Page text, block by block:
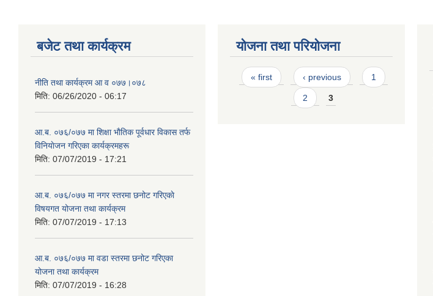
बजेट तथा कार्यक्रम
नीति तथा कार्यक्रम आ‍ व ०७७।०७८
मिति: 06/26/2020 - 06:17
आ.ब. ०७६/०७७ मा शिक्षा भाैतिक पूर्वधार विकास तर्फ
विनियाेजन गरिएका कार्यक्रमहरू
मिति: 07/07/2019 - 17:21
आ.ब. ०७६/०७७ मा नगर स्तरमा छनोट गरिएकाे
विषयगत योजना तथा कार्यक्रम
मिति: 07/07/2019 - 17:13
आ.ब. ०७६/०७७ मा वडा स्तरमा छनोट गरिएका
योजना तथा कार्यक्रम
मिति: 07/07/2019 - 16:28
योजना तथा परियोजना
Pages
« first ‹ previous 1
2 3